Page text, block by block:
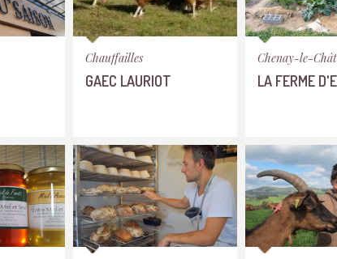
Chauffailles
GAEC LAURIOT
Chenay-le-
LA FERME